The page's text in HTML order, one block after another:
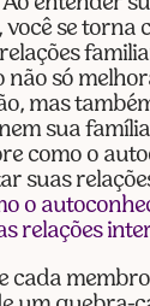
você se torna
não só
mas
sua
como o
suas
o
relações
cada